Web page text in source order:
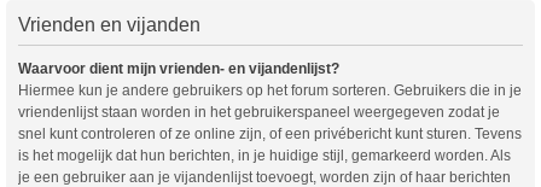
Vrienden en vijanden
Waarvoor dient mijn vrienden- en vijandenlijst?
Hiermee kun je andere gebruikers op het forum sorteren. Gebruikers die in je
vriendenlijst staan worden in het gebruikerspaneel weergegeven zodat je
snel kunt controleren of ze online zijn, of een privébericht kunt sturen. Tevens
is het mogelijk dat hun berichten, in je huidige stijl, gemarkeerd worden. Als
je een gebruiker aan je vijandenlijst toevoegt, worden zijn of haar berichten